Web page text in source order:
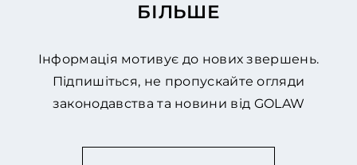
БІЛЬШЕ
Інформація мотивує до нових звершень.
Підпишіться, не пропускайте огляди
законодавства та новини від GOLAW